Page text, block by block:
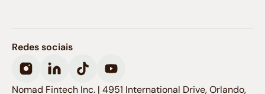
Redes sociais
Nomad Fintech Inc. | 4951 International Drive, Orlando,